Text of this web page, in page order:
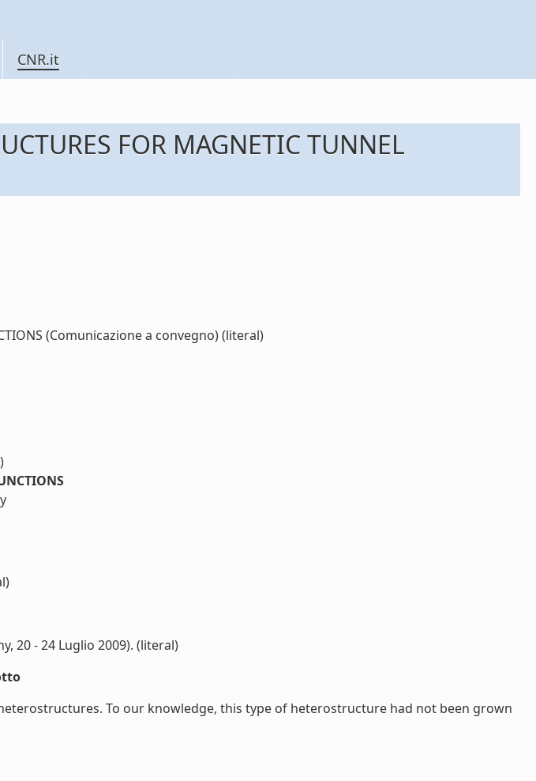
CNR.it
FOR MAGNETIC TUNNEL
(Comunicazione a convegno) (literal)
20 - 24 Luglio 2009). (literal)
To our knowledge, this type of heterostructure had not been grown